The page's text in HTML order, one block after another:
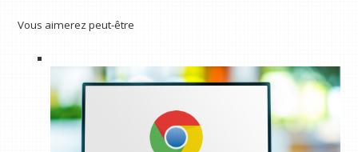
Vous aimerez peut-être